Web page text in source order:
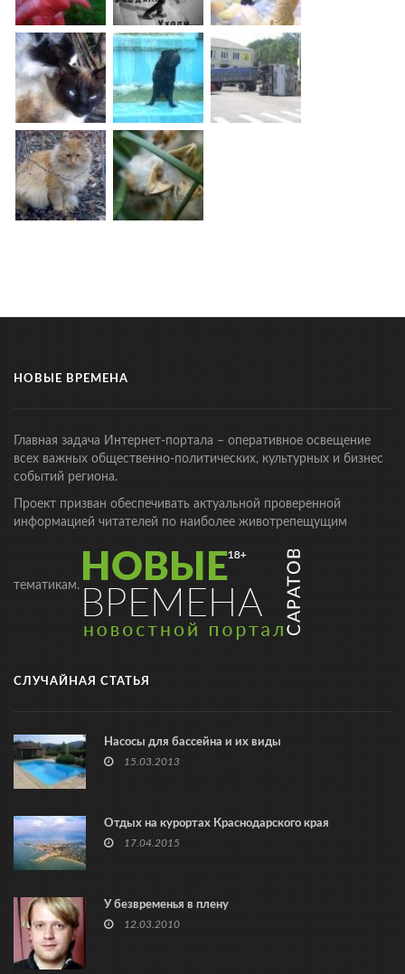
НОВЫЕ ВРЕМЕНА
Главная задача Интернет-портала – оперативное освещение
всех важных общественно-политических, культурных и бизнес
событий региона.
Проект призван обеспечивать актуальной проверенной
информацией читателей по наиболее животрепещущим
тематикам.
СЛУЧАЙНАЯ СТАТЬЯ
Насосы для бассейна и их виды
15.03.2013
Отдых на курортах Краснодарского края
17.04.2015
У безвременья в плену
12.03.2010